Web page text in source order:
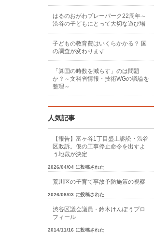
はるのおがわプレーパーク22周年～
渋谷の子どもにとって大切な遊び場
子どもの教育費はいくらかかる？ 国
の調査が変わります
「算国の時数を減らす」のは問題
か？～文科省情報・技術WGの議論を
整理～
人気記事
【報告】富ヶ谷1丁目盛土訴訟・渋谷
区敗訴。仮の工事停止命令を出すよ
う地裁が決定
2026/04/04 に投稿された
荒川区の子育て事故予防施策の視察
2026/08/03 に投稿された
渋谷区議会議員・鈴木けんぽうプロ
フィール
2014/11/16 に投稿された